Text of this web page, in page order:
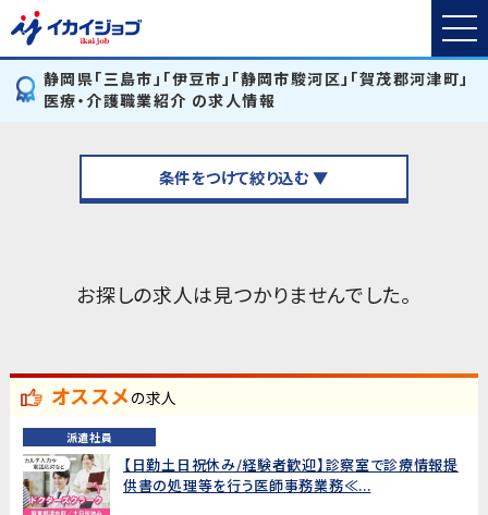
静岡県「三島市」「伊豆市」「静岡市駿河区」「賀茂郡河津町」
医療・介護職業紹介 の求人情報
条件をつけて絞り込む ▼
お探しの求人は見つかりませんでした。
オススメの求人
派遣社員
【日勤土日祝休み/経験者歓迎】診察室で診療情報提
供書の処理等を行う医師事務業務≪...